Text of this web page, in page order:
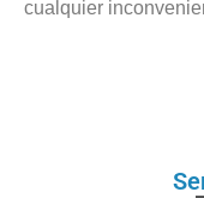
cualquier